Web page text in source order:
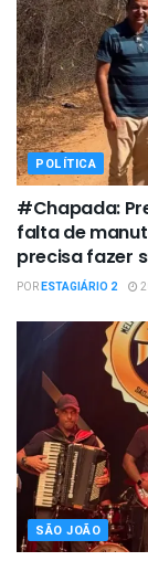
POLÍTICA
#Chapada:
falta de
precisa fazer
PORESTAGIÁRIO 2
SÃO JOÃO